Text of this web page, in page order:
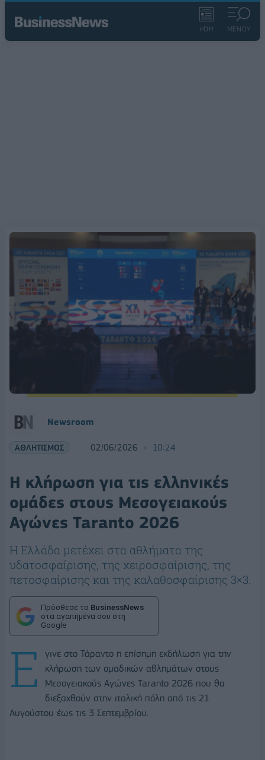
ΡΟΗ ΜΕΝΟΥ
Νewsroom
ΑΘΛΗΤΙΣΜΟΣ 02/06/2026 10:24
Η κλήρωση για τις ελληνικές
ομάδες στους Μεσογειακούς
Αγώνες Taranto 2026
Η Ελλάδα μετέχει στα αθλήματα της
υδατοσφαίρισης, της χειροσφαίρισης, της
πετοσφαίρισης και της καλαθοσφαίρισης 3×3.
Πρόσθεσε το BusinessNews
στα αγαπημένα σου στη
Google
Ε
γινε στο Τάραντο η επίσημη εκδήλωση για την
κλήρωση των ομαδικών αθλημάτων στους
Μεσογειακούς Αγώνες Taranto 2026 που θα
διεξαχθούν στην ιταλική πόλη από τις 21
Αυγούστου έως τις 3 Σεπτεμβρίου.